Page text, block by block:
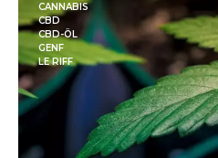
CANNABIS
CBD
CBD-ÖL
GENF
LE RIFF